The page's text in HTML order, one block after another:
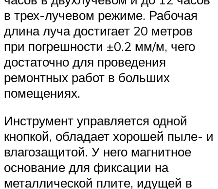
в трех-лучевом режиме. Рабочая
длина луча достигает 20 метров
при погрешности ±0.2 мм/м, чего
достаточно для проведения
ремонтных работ в больших
помещениях.
Инструмент управляется одной
кнопкой, обладает хорошей пыле- и
влагозащитой. У него магнитное
основание для фиксации на
металлической плите, идущей в